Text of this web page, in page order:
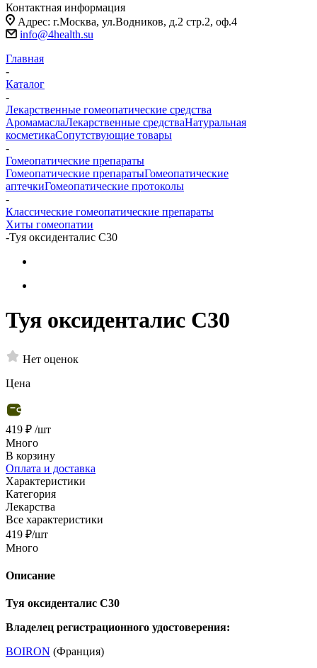
Контактная информация
Адрес: г.Москва, ул.Водников, д.2 стр.2, оф.4
info@4health.su
Главная
-
Каталог
-
Лекарственные гомеопатические средства
АромамаслаЛекарственные средстваНатуральная
косметикаСопутствующие товары
-
Гомеопатические препараты
Гомеопатические препаратыГомеопатические
аптечкиГомеопатические протоколы
-
Классические гомеопатические препараты
Хиты гомеопатии
-Туя оксиденталис С30
Туя оксиденталис С30
Нет оценок
Цена
419 ₽ /шт
Много
В корзину
Оплата и доставка
Характеристики
Категория
Лекарства
Все характеристики
419 ₽/шт
Много
Описание
Туя оксиденталис С30
Владелец регистрационного удостоверения:
BOIRON (Франция)